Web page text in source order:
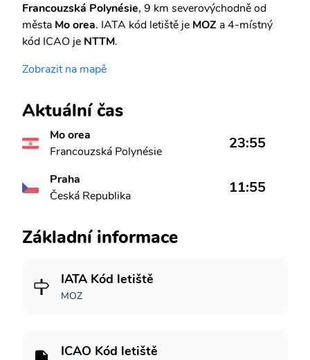
Francouzská Polynésie, 9 km severovýchodně od
města Mo orea. IATA kód letiště je MOZ a 4-místný
kód ICAO je NTTM.
Zobrazit na mapě
Aktuální čas
Mo orea
Francouzská Polynésie
23:55
Praha
Česká Republika
11:55
Základní informace
IATA Kód letiště
MOZ
ICAO Kód letiště